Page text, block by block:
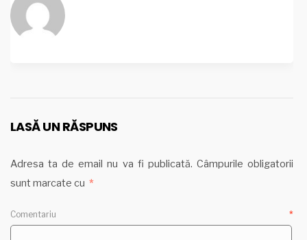
LASĂ UN RĂSPUNS
Adresa ta de email nu va fi publicată. Câmpurile obligatorii
sunt marcate cu *
Comentariu *